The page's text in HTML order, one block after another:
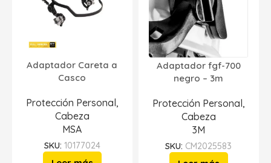
Adaptador Careta a
Casco
Protección Personal,
Cabeza
MSA
SKU: 10177024
Adaptador fgf-700
negro – 3m
Protección Personal,
Cabeza
3M
SKU: CM2025583